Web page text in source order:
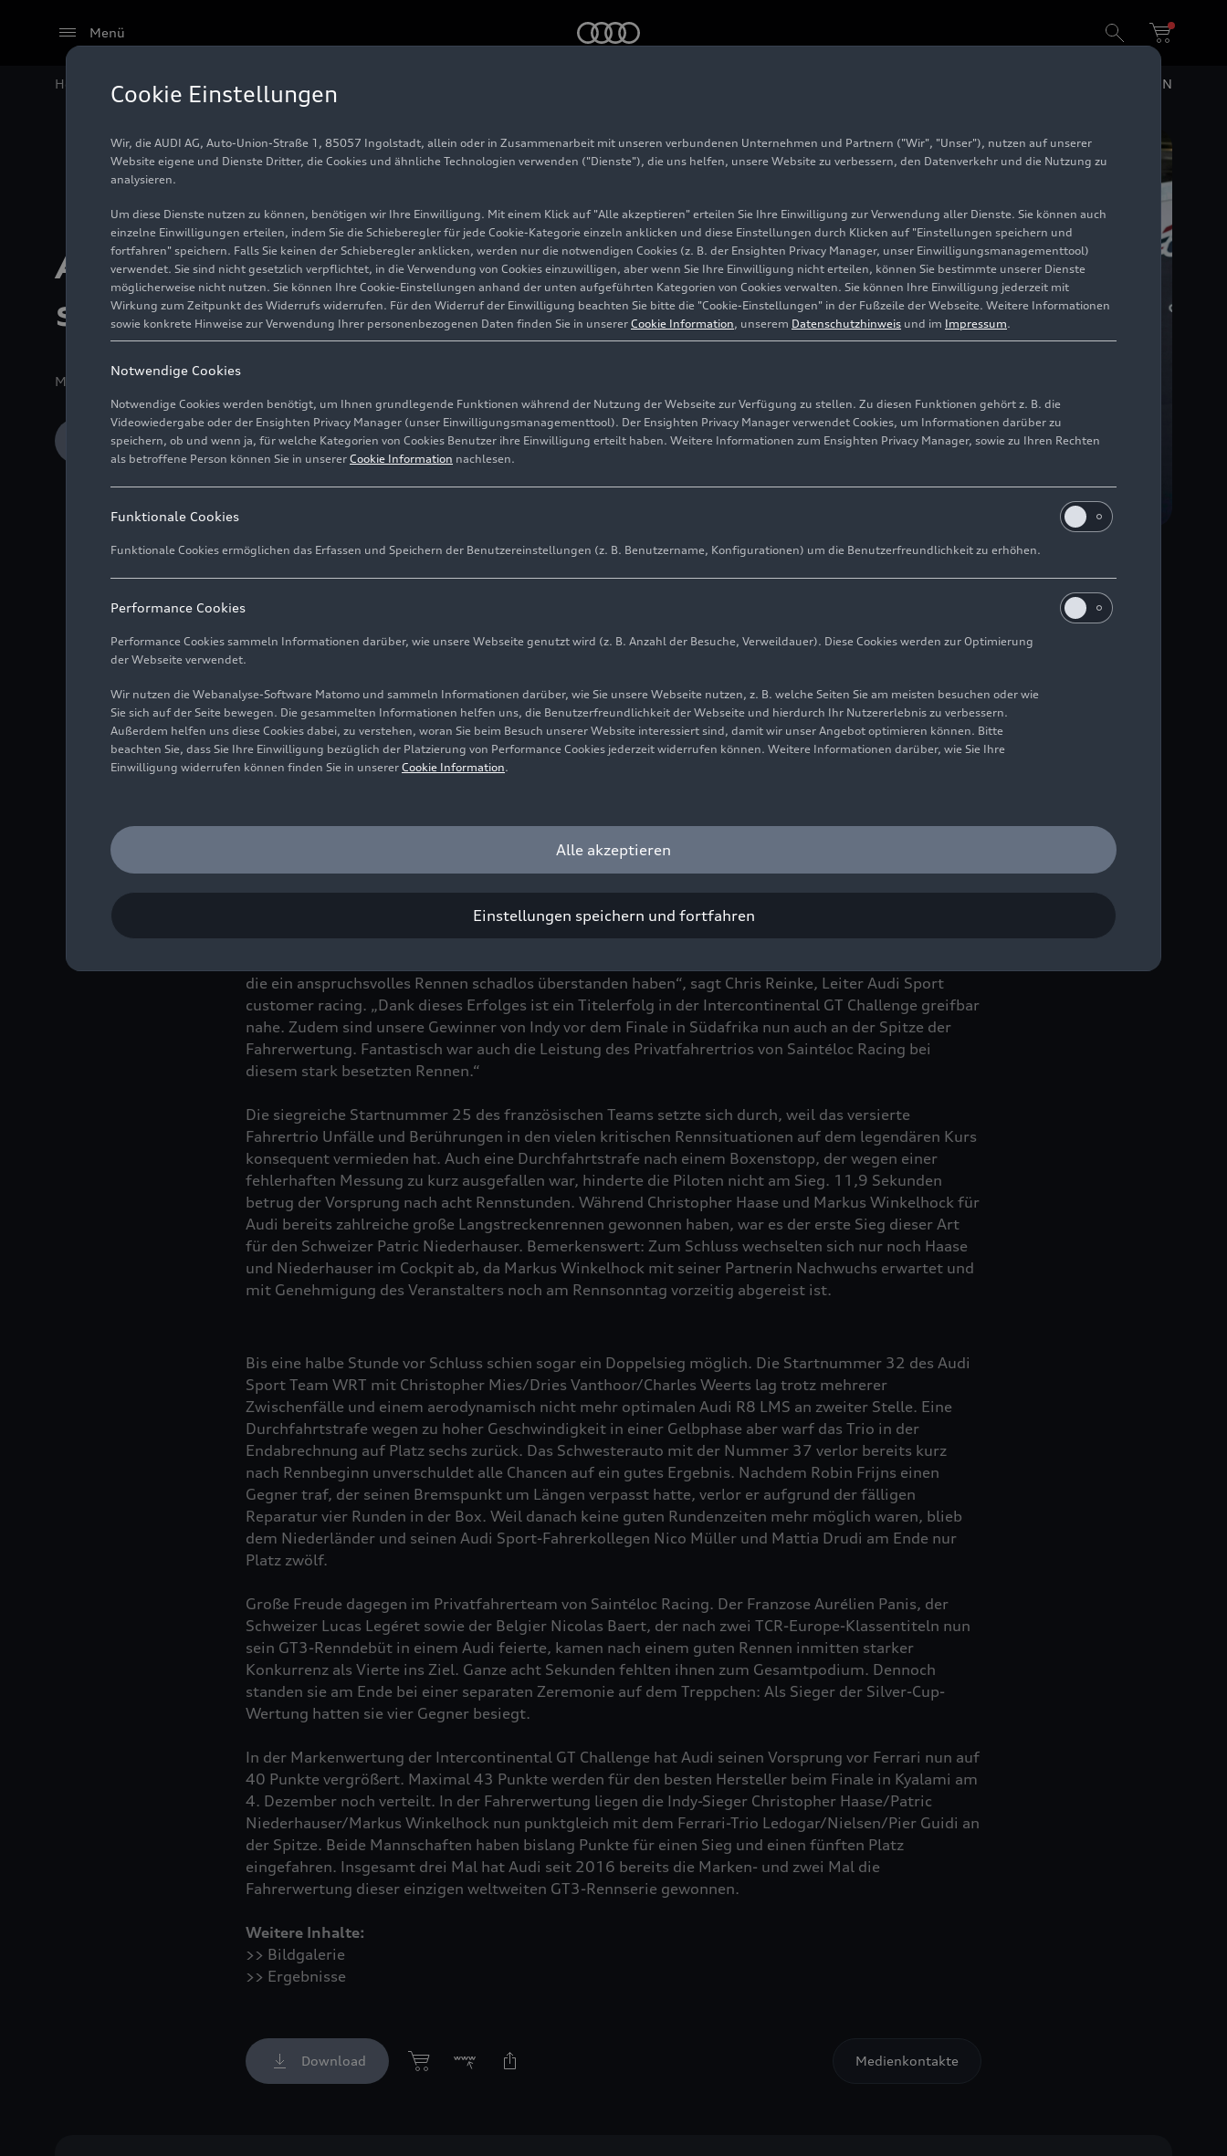
Menü
Home Audi Sport siegt spektakulär in Amerika EN
Audi Sport siegt
spektakulär in Amerika
Medieninformation
Download Medieninformation
Patric Niederhauser, Christopher Haase
Starker vierter Gesamtrang und Silver-Cup-Sieg für Audi-Privatfahrerteam
Saisonsieg in der Intercontinental GT Challenge. Der hart umkämpfte Sieg bei den 8 Stunden von
Indianapolis war bereits der dritte Gesamterfolg des Audi R8 LMS bei einem internationalen
prägten einen Wettbewerb, in dem auch die drei Teams von Audi Sport nicht verschont blieben.
die ein anspruchsvolles Rennen schadlos überstanden haben“, sagt Chris Reinke, Leiter Audi Sport
customer racing. „Dank dieses Erfolges ist ein Titelerfolg in der Intercontinental GT Challenge greifbar
nahe. Zudem sind unsere Gewinner von Indy vor dem Finale in Südafrika nun auch an der Spitze der
Fahrerwertung. Fantastisch war auch die Leistung des Privatfahrertrios von Saintéloc Racing bei
diesem stark besetzten Rennen.“
Die siegreiche Startnummer 25 des französischen Teams setzte sich durch, weil das versierte
Fahrertrio Unfälle und Berührungen in den vielen kritischen Rennsituationen auf dem legendären Kurs
konsequent vermieden hat. Auch eine Durchfahrtstrafe nach einem Boxenstopp, der wegen einer
fehlerhaften Messung zu kurz ausgefallen war, hinderte die Piloten nicht am Sieg. 11,9 Sekunden
betrug der Vorsprung nach acht Rennstunden. Während Christopher Haase und Markus Winkelhock für
Audi bereits zahlreiche große Langstreckenrennen gewonnen haben, war es der erste Sieg dieser Art
für den Schweizer Patric Niederhauser. Bemerkenswert: Zum Schluss wechselten sich nur noch Haase
und Niederhauser im Cockpit ab, da Markus Winkelhock mit seiner Partnerin Nachwuchs erwartet und
mit Genehmigung des Veranstalters noch am Rennsonntag vorzeitig abgereist ist.
Bis eine halbe Stunde vor Schluss schien sogar ein Doppelsieg möglich. Die Startnummer 32 des Audi
Sport Team WRT mit Christopher Mies/Dries Vanthoor/Charles Weerts lag trotz mehrerer
Zwischenfälle und einem aerodynamisch nicht mehr optimalen Audi R8 LMS an zweiter Stelle. Eine
Durchfahrtstrafe wegen zu hoher Geschwindigkeit in einer Gelbphase aber warf das Trio in der
Endabrechnung auf Platz sechs zurück. Das Schwesterauto mit der Nummer 37 verlor bereits kurz
nach Rennbeginn unverschuldet alle Chancen auf ein gutes Ergebnis. Nachdem Robin Frijns einen
Gegner traf, der seinen Bremspunkt um Längen verpasst hatte, verlor er aufgrund der fälligen
Reparatur vier Runden in der Box. Weil danach keine guten Rundenzeiten mehr möglich waren, blieb
dem Niederländer und seinen Audi Sport-Fahrerkollegen Nico Müller und Mattia Drudi am Ende nur
Platz zwölf.
Große Freude dagegen im Privatfahrerteam von Saintéloc Racing. Der Franzose Aurélien Panis, der
Schweizer Lucas Legéret sowie der Belgier Nicolas Baert, der nach zwei TCR-Europe-Klassentiteln nun
sein GT3-Renndebüt in einem Audi feierte, kamen nach einem guten Rennen inmitten starker
Konkurrenz als Vierte ins Ziel. Ganze acht Sekunden fehlten ihnen zum Gesamtpodium. Dennoch
standen sie am Ende bei einer separaten Zeremonie auf dem Treppchen: Als Sieger der Silver-Cup-
Wertung hatten sie vier Gegner besiegt.
In der Markenwertung der Intercontinental GT Challenge hat Audi seinen Vorsprung vor Ferrari nun auf
40 Punkte vergrößert. Maximal 43 Punkte werden für den besten Hersteller beim Finale in Kyalami am
4. Dezember noch verteilt. In der Fahrerwertung liegen die Indy-Sieger Christopher Haase/Patric
Niederhauser/Markus Winkelhock nun punktgleich mit dem Ferrari-Trio Ledogar/Nielsen/Pier Guidi an
der Spitze. Beide Mannschaften haben bislang Punkte für einen Sieg und einen fünften Platz
eingefahren. Insgesamt drei Mal hat Audi seit 2016 bereits die Marken- und zwei Mal die
Fahrerwertung dieser einzigen weltweiten GT3-Rennserie gewonnen.
Weitere Inhalte:
>> Bildgalerie
>> Ergebnisse
Download Medienkontakte
Cookie Einstellungen
Wir, die AUDI AG, Auto-Union-Straße 1, 85057 Ingolstadt, allein oder in Zusammenarbeit mit unseren verbundenen Unternehmen und Partnern ("Wir", "Unser"), nutzen auf unserer
Website eigene und Dienste Dritter, die Cookies und ähnliche Technologien verwenden ("Dienste"), die uns helfen, unsere Website zu verbessern, den Datenverkehr und die Nutzung zu
analysieren.
Um diese Dienste nutzen zu können, benötigen wir Ihre Einwilligung. Mit einem Klick auf "Alle akzeptieren" erteilen Sie Ihre Einwilligung zur Verwendung aller Dienste. Sie können auch
einzelne Einwilligungen erteilen, indem Sie die Schieberegler für jede Cookie-Kategorie einzeln anklicken und diese Einstellungen durch Klicken auf "Einstellungen speichern und
fortfahren" speichern. Falls Sie keinen der Schieberegler anklicken, werden nur die notwendigen Cookies (z. B. der Ensighten Privacy Manager, unser Einwilligungsmanagementtool)
verwendet. Sie sind nicht gesetzlich verpflichtet, in die Verwendung von Cookies einzuwilligen, aber wenn Sie Ihre Einwilligung nicht erteilen, können Sie bestimmte unserer Dienste
möglicherweise nicht nutzen. Sie können Ihre Cookie-Einstellungen anhand der unten aufgeführten Kategorien von Cookies verwalten. Sie können Ihre Einwilligung jederzeit mit
Wirkung zum Zeitpunkt des Widerrufs widerrufen. Für den Widerruf der Einwilligung beachten Sie bitte die "Cookie-Einstellungen" in der Fußzeile der Webseite. Weitere Informationen
sowie konkrete Hinweise zur Verwendung Ihrer personenbezogenen Daten finden Sie in unserer Cookie Information, unserem Datenschutzhinweis und im Impressum.
Notwendige Cookies
Notwendige Cookies werden benötigt, um Ihnen grundlegende Funktionen während der Nutzung der Webseite zur Verfügung zu stellen. Zu diesen Funktionen gehört z. B. die
Videowiedergabe oder der Ensighten Privacy Manager (unser Einwilligungsmanagementtool). Der Ensighten Privacy Manager verwendet Cookies, um Informationen darüber zu
speichern, ob und wenn ja, für welche Kategorien von Cookies Benutzer ihre Einwilligung erteilt haben. Weitere Informationen zum Ensighten Privacy Manager, sowie zu Ihren Rechten
als betroffene Person können Sie in unserer Cookie Information nachlesen.
Funktionale Cookies
Funktionale Cookies ermöglichen das Erfassen und Speichern der Benutzereinstellungen (z. B. Benutzername, Konfigurationen) um die Benutzerfreundlichkeit zu erhöhen.
Performance Cookies
Performance Cookies sammeln Informationen darüber, wie unsere Webseite genutzt wird (z. B. Anzahl der Besuche, Verweildauer). Diese Cookies werden zur Optimierung
der Webseite verwendet.
Wir nutzen die Webanalyse-Software Matomo und sammeln Informationen darüber, wie Sie unsere Webseite nutzen, z. B. welche Seiten Sie am meisten besuchen oder wie
Sie sich auf der Seite bewegen. Die gesammelten Informationen helfen uns, die Benutzerfreundlichkeit der Webseite und hierdurch Ihr Nutzererlebnis zu verbessern.
Außerdem helfen uns diese Cookies dabei, zu verstehen, woran Sie beim Besuch unserer Website interessiert sind, damit wir unser Angebot optimieren können. Bitte
beachten Sie, dass Sie Ihre Einwilligung bezüglich der Platzierung von Performance Cookies jederzeit widerrufen können. Weitere Informationen darüber, wie Sie Ihre
Einwilligung widerrufen können finden Sie in unserer Cookie Information.
Alle akzeptieren
Einstellungen speichern und fortfahren